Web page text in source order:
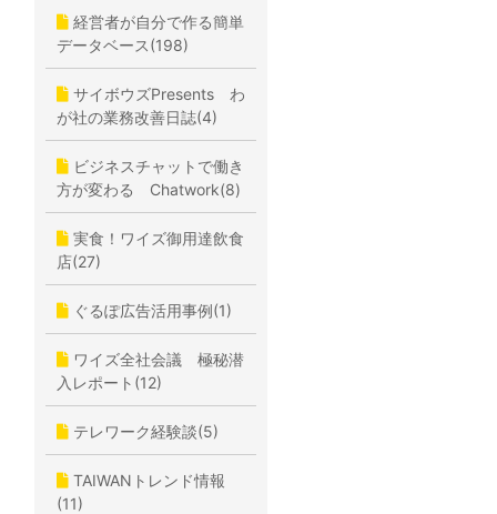
経営者が自分で作る簡単
データベース(198)
サイボウズPresents わ
が社の業務改善日誌(4)
ビジネスチャットで働き
方が変わる Chatwork(8)
実食！ワイズ御用達飲食
店(27)
ぐるぽ広告活用事例(1)
ワイズ全社会議 極秘潜
入レポート(12)
テレワーク経験談(5)
TAIWANトレンド情報
(11)